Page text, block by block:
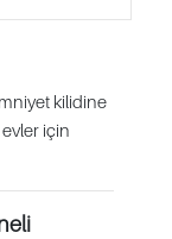
kilidine
için